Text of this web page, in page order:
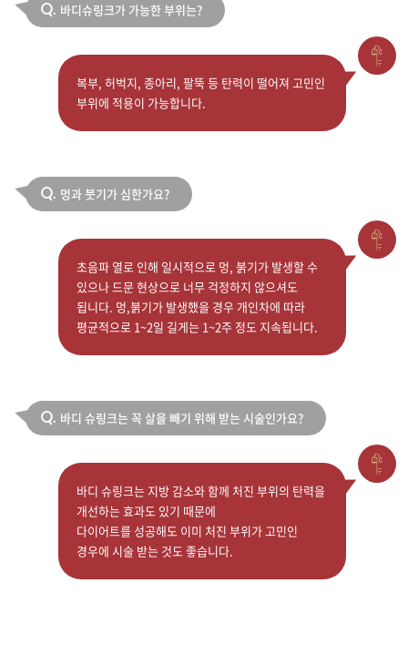
Q. 바디슈링크가 가능한 부위는?
복부, 허벅지, 종아리, 팔뚝 등 탄력이 떨어져 고민인
부위에 적용이 가능합니다.
Q. 멍과 붓기가 심한가요?
초음파 열로 인해 일시적으로 멍, 붉기가 발생할 수
있으나 드문 현상으로 너무 걱정하지 않으셔도
됩니다. 멍,붉기가 발생했을 경우 개인차에 따라
평균적으로 1~2일 길게는 1~2주 정도 지속됩니다.
Q. 바디 슈링크는 꼭 살을 빼기 위해 받는 시술인가요?
바디 슈링크는 지방 감소와 함께 처진 부위의 탄력을
개선하는 효과도 있기 때문에
다이어트를 성공해도 이미 처진 부위가 고민인
경우에 시술 받는 것도 좋습니다.